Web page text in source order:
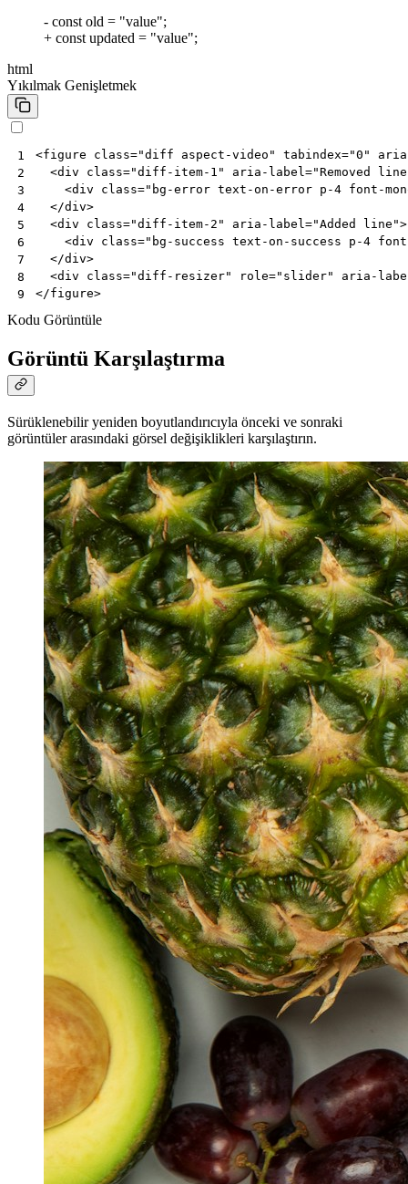
- const old = "value";
+ const updated = "value";
html
Yıkılmak Genişletmek
1
2
3
4
5
6
7
8
9
<figure class="diff aspect-video" tabindex="0"
<div class="diff-item-1" aria-label="Removed
<div class="bg-error text-on-error p-4 font-
</div>
<div class="diff-item-2" aria-label="Added line">
<div class="bg-success text-on-success p-4
</div>
<div class="diff-resizer" role="slider"
aria-
</figure>
Kodu Görüntüle
Görüntü Karşılaştırma
Sürüklenebilir yeniden boyutlandırıcıyla önceki ve sonraki
görüntüler arasındaki görsel değişiklikleri karşılaştırın.